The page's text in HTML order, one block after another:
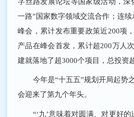
一路”国家数字领域交流合作；连
峰会，累计发布重要政策近200项
产品在峰会首发，累计超200万人
建就落地了超3000个项目，总投资
今年是“十五五”规划开局起势
会迎来了第九个年头。
“‘九’意味着对圆满、对更好